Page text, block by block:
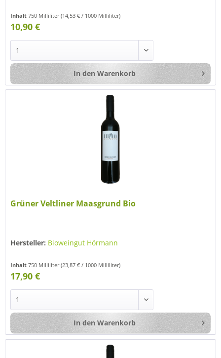
Inhalt750 Milliliter(14,53 € / 1000 Milliliter)
10,90 €
In den Warenkorb
Grüner Veltliner Maasgrund Bio
Hersteller: Bioweingut Hörmann
Inhalt750 Milliliter(23,87 € / 1000 Milliliter)
17,90 €
In den Warenkorb